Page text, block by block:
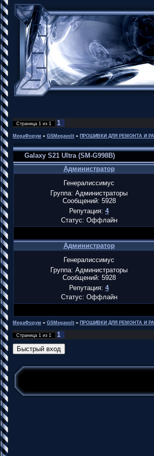
Страница 1 из 1 1
MegaФорум » GSMegavolt » ПРОШИВКИ ДЛЯ РЕМОНТА И
Galaxy S21 Ultra (SM-G998B)
Администратор
Генералиссимус
Группа: Администраторы
Сообщений: 5928
Репутация: 4
Статус: Оффлайн
Администратор
Генералиссимус
Группа: Администраторы
Сообщений: 5928
Репутация: 4
Статус: Оффлайн
MegaФорум » GSMegavolt » ПРОШИВКИ ДЛЯ РЕМОНТА И
Страница 1 из 1
1